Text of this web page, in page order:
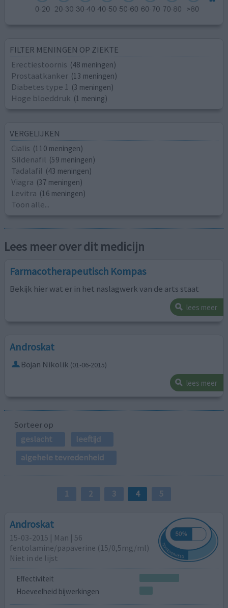
FILTER MENINGEN OP ZIEKTE
Erectiestoornis (48 meningen)
Prostaatkanker (13 meningen)
Diabetes type 1 (3 meningen)
Hoge bloeddruk (1 mening)
VERGELIJKEN
Cialis (110 meningen)
Sildenafil (59 meningen)
Tadalafil (43 meningen)
Viagra (37 meningen)
Levitra (16 meningen)
Toon alle...
Lees meer over dit medicijn
Farmacotherapeutisch Kompas
Bekijk hier wat er in het naslagwerk van de arts staat
lees meer
Androskat
Bojan Nikolik (01-06-2015)
lees meer
Sorteer op
geslacht
leeftijd
algehele tevredenheid
1 2 3 4 5
Androskat
15-03-2015 | Man | 56
fentolamine/papaverine (15/0,5mg/ml)
Niet in de lijst
Effectiviteit
Hoeveelheid bijwerkingen